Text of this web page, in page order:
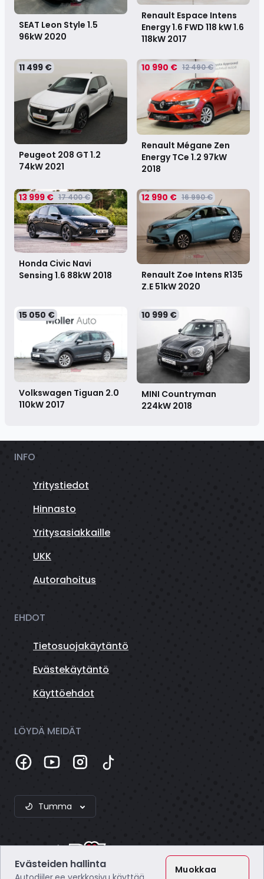
SEAT Leon Style 1.5
96kW 2020
Renault Espace Intens
Energy 1.6 FWD 118 kW 1.6
118kW 2017
11 499 €
Peugeot 208 GT 1.2
74kW 2021
10 990 € 12 490 €
Renault Mégane Zen
Energy TCe 1.2 97kW
2018
13 999 € 17 400 €
Honda Civic Navi
Sensing 1.6 88kW 2018
12 990 € 16 990 €
Renault Zoe Intens R135
Z.E 51kW 2020
15 050 €
Volkswagen Tiguan 2.0
110kW 2017
10 999 €
MINI Countryman
224kW 2018
INFO
Yritystiedot
Hinnasto
Yritysasiakkaille
UKK
Autorahoitus
EHDOT
Tietosuojakäytäntö
Evästekäytäntö
Käyttöehdot
LÖYDÄ MEIDÄT
Tumma
Evästeiden hallinta Muokkaa